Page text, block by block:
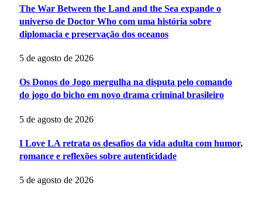
The War Between the Land and the Sea expande o
universo de Doctor Who com uma história sobre
diplomacia e preservação dos oceanos
5 de agosto de 2026
Os Donos do Jogo mergulha na disputa pelo comando
do jogo do bicho em novo drama criminal brasileiro
5 de agosto de 2026
I Love LA retrata os desafios da vida adulta com humor,
romance e reflexões sobre autenticidade
5 de agosto de 2026